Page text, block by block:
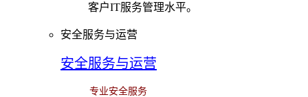
客户IT服务管理水平。
安全服务与运营
安全服务与运营
专业安全服务